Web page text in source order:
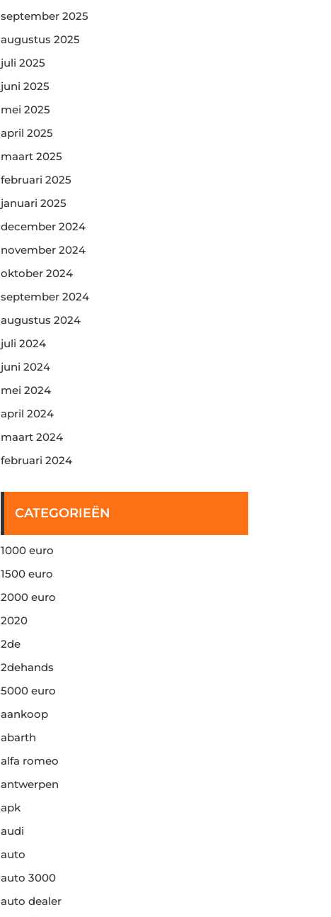
september 2025
augustus 2025
juli 2025
juni 2025
mei 2025
april 2025
maart 2025
februari 2025
januari 2025
december 2024
november 2024
oktober 2024
september 2024
augustus 2024
juli 2024
juni 2024
mei 2024
april 2024
maart 2024
februari 2024
CATEGORIEËN
1000 euro
1500 euro
2000 euro
2020
2de
2dehands
5000 euro
aankoop
abarth
alfa romeo
antwerpen
apk
audi
auto
auto 3000
auto dealer